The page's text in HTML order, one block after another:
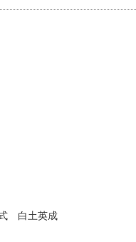
白土英成